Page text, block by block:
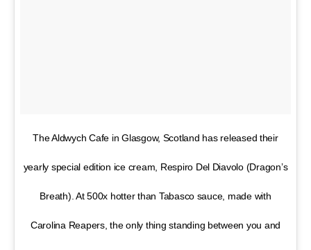
The Aldwych Cafe in Glasgow, Scotland has released their
yearly special edition ice cream, Respiro Del Diavolo (Dragon’s
Breath). At 500x hotter than Tabasco sauce, made with
Carolina Reapers, the only thing standing between you and